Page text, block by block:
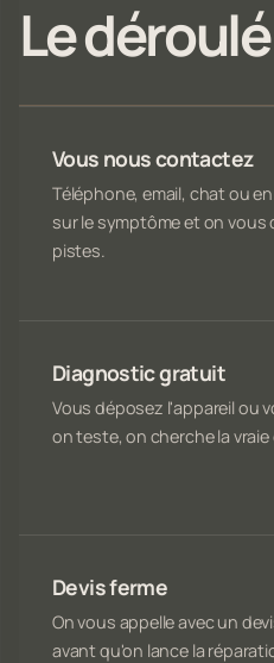
Le
Vous nous contactez
Téléphone, email, chat ou
sur le symptôme et on vous
pistes.
Diagnostic gratuit
Vous déposez l'appareil ou
on teste, on cherche la vraie
Devis ferme
On vous appelle avec un
avant qu'on lance la